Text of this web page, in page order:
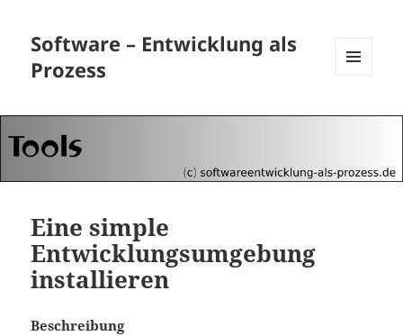
Software – Entwicklung als
Prozess
WIDGETS
Eine simple
Entwicklungsumgebung
installieren
Beschreibung